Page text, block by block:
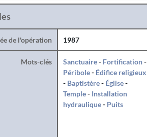
de l'opération 1987
Mots-clés Sanctuaire- Fortification-
Péribole- Édifice religieux
- Baptistère- Église-
Temple- Installation
hydraulique- Puits